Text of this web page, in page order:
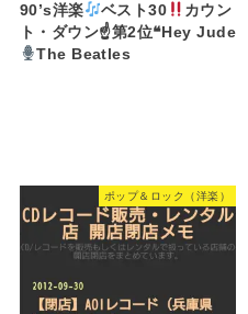
90’s洋楽
ベスト30
カウン
ト・ダウン☝第2位❝Hey Jude
The Beatles
ポップ＆ロック（洋楽）